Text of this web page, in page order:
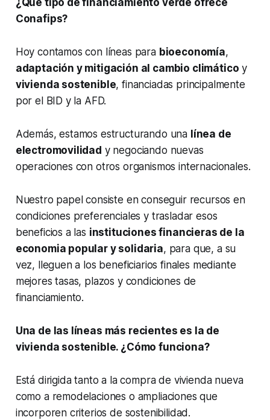
¿Qué tipo de financiamiento verde ofrece
Conafips?
Hoy contamos con líneas para bioeconomía,
adaptación y mitigación al cambio climático y
vivienda sostenible, financiadas principalmente
por el BID y la AFD.
Además, estamos estructurando una línea de
electromovilidad y negociando nuevas
operaciones con otros organismos internacionales.
Nuestro papel consiste en conseguir recursos en
condiciones preferenciales y trasladar esos
beneficios a las instituciones financieras de la
economia popular y solidaria, para que, a su
vez, lleguen a los beneficiarios finales mediante
mejores tasas, plazos y condiciones de
financiamiento.
Una de las líneas más recientes es la de
vivienda sostenible. ¿Cómo funciona?
Está dirigida tanto a la compra de vivienda nueva
como a remodelaciones o ampliaciones que
incorporen criterios de sostenibilidad.